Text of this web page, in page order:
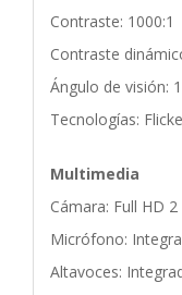
Contraste: 1000:1
Contraste
Ángulo de visión:
Tecnologías:
Multimedia
Cámara: Full HD
Micrófono:
Altavoces: